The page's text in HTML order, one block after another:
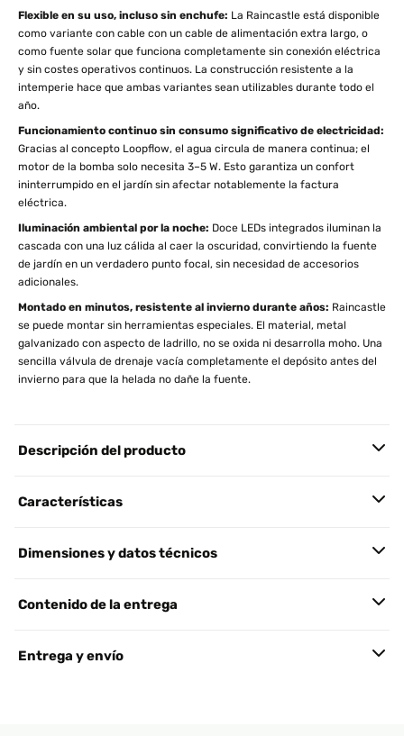
Flexible en su uso, incluso sin enchufe: La Raincastle está disponible
como variante con cable con un cable de alimentación extra largo, o
como fuente solar que funciona completamente sin conexión eléctrica
y sin costes operativos continuos. La construcción resistente a la
intemperie hace que ambas variantes sean utilizables durante todo el
año.
Funcionamiento continuo sin consumo significativo de electricidad:
Gracias al concepto Loopflow, el agua circula de manera continua; el
motor de la bomba solo necesita 3–5 W. Esto garantiza un confort
ininterrumpido en el jardín sin afectar notablemente la factura
eléctrica.
Iluminación ambiental por la noche: Doce LEDs integrados iluminan la
cascada con una luz cálida al caer la oscuridad, convirtiendo la fuente
de jardín en un verdadero punto focal, sin necesidad de accesorios
adicionales.
Montado en minutos, resistente al invierno durante años: Raincastle
se puede montar sin herramientas especiales. El material, metal
galvanizado con aspecto de ladrillo, no se oxida ni desarrolla moho. Una
sencilla válvula de drenaje vacía completamente el depósito antes del
invierno para que la helada no dañe la fuente.
Descripción del producto
Características
Dimensiones y datos técnicos
Contenido de la entrega
Entrega y envío